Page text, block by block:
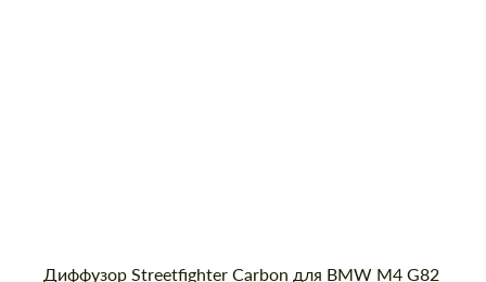
Диффузор Streetfighter Carbon для BMW M4 G82